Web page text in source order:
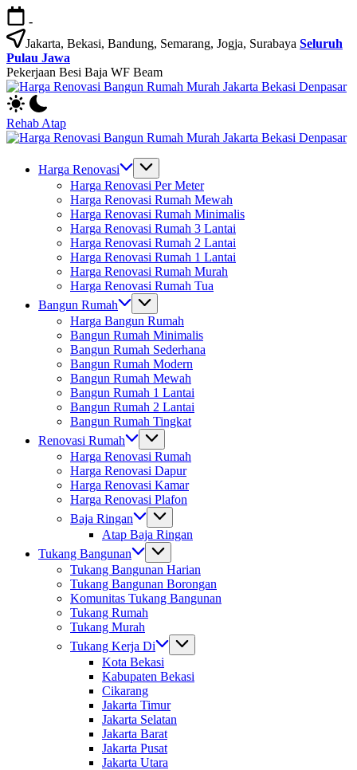
Skip
to
content
-
Jakarta, Bekasi, Bandung, Semarang, Jogja, Surabaya Seluruh
Pulau Jawa
Pekerjaan Besi Baja WF Beam
Jasa
Bangun
Rumah
dan
Rumah
Rehab Atap
Bangun
Rumah
Harga Renovasi
Harga Renovasi Per Meter
Harga Renovasi Rumah Mewah
Harga Renovasi Rumah Minimalis
Harga Renovasi Rumah 3 Lantai
Harga Renovasi Rumah 2 Lantai
Harga Renovasi Rumah 1 Lantai
Harga Renovasi Rumah Murah
Harga Renovasi Rumah Tua
Bangun Rumah
Harga Bangun Rumah
Bangun Rumah Minimalis
Bangun Rumah Sederhana
Bangun Rumah Modern
Bangun Rumah Mewah
Bangun Rumah 1 Lantai
Bangun Rumah 2 Lantai
Bangun Rumah Tingkat
Renovasi Rumah
Harga Renovasi Rumah
Harga Renovasi Dapur
Harga Renovasi Kamar
Harga Renovasi Plafon
Baja Ringan
Atap Baja Ringan
Tukang Bangunan
Tukang Bangunan Harian
Tukang Bangunan Borongan
Komunitas Tukang Bangunan
Tukang Rumah
Tukang Murah
Tukang Kerja Di
Kota Bekasi
Kabupaten Bekasi
Cikarang
Jakarta Timur
Jakarta Selatan
Jakarta Barat
Jakarta Pusat
Jakarta Utara